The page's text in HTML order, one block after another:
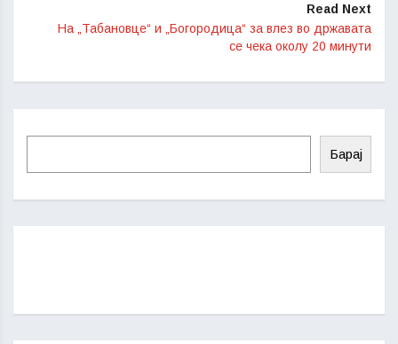
Read Next
На „Табановце“ и „Богородица“ за влез во државата
се чека околу 20 минути
Барај